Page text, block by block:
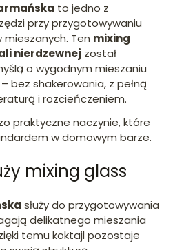
to jedno z
przy przygotowywaniu
mieszanych. Ten mixing
nierdzewnej został
o wygodnym mieszaniu
bez shakerowania, z pełną
i rozcieńczeniem.
praktyczne naczynie, które
w domowym barze.
mixing glass
służy do przygotowywania
delikatnego mieszania
temu koktajl pozostaje